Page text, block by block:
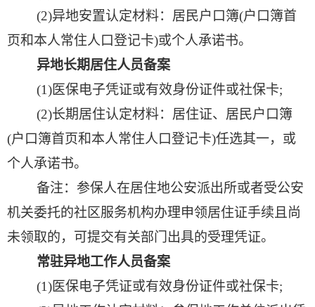
(2)异地安置认定材料：居民户口簿(户口簿首
页和本人常住人口登记卡)或个人承诺书。
异地长期居住人员备案
(1)医保电子凭证或有效身份证件或社保卡;
(2)长期居住认定材料：居住证、居民户口簿
(户口簿首页和本人常住人口登记卡)任选其一，或
个人承诺书。
备注：参保人在居住地公安派出所或者受公安
机关委托的社区服务机构办理申领居住证手续且尚
未领取的，可提交有关部门出具的受理凭证。
常驻异地工作人员备案
(1)医保电子凭证或有效身份证件或社保卡;